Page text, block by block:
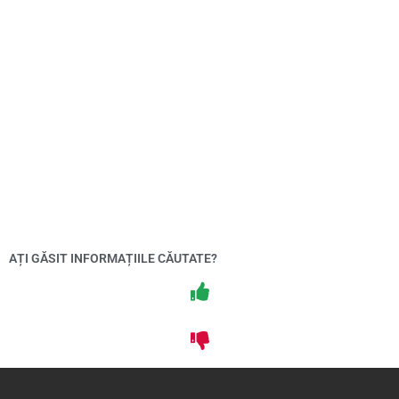
AȚI GĂSIT INFORMAȚIILE CĂUTATE?